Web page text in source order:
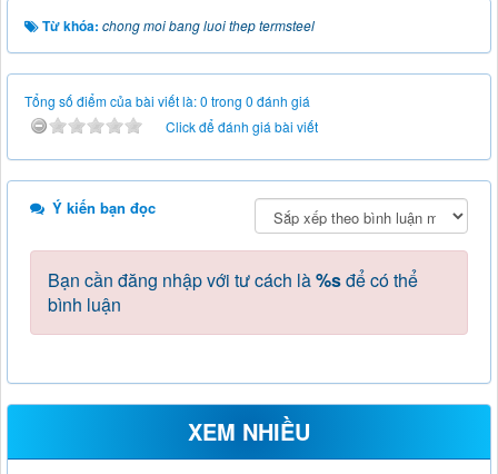
Từ khóa: chong moi bang luoi thep termsteel
Tổng số điểm của bài viết là: 0 trong 0 đánh giá
Click để đánh giá bài viết
Ý kiến bạn đọc
Bạn cần đăng nhập với tư cách là%sđể có thể
bình luận
XEM NHIỀU